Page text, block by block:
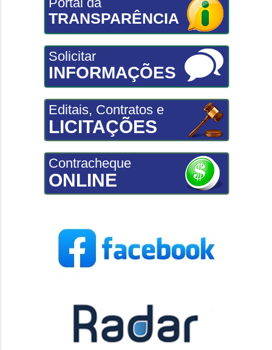
TRANSPARÊNCIA
Solicitar
INFORMAÇÕES
Editais, Contratos e
LICITAÇÕES
Contracheque
ONLINE